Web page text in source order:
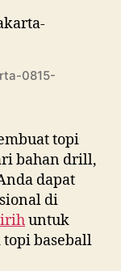
0815-
topi
bahan drill,
dapat
di
untuk
baseball